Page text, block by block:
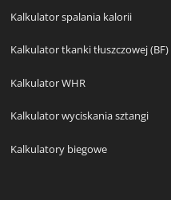
Kalkulator spalania kalorii
Kalkulator tkanki tłuszczowej (BF)
Kalkulator WHR
Kalkulator wyciskania sztangi
Kalkulatory biegowe